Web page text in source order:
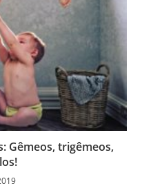
Gêmeos, trigêmeos,